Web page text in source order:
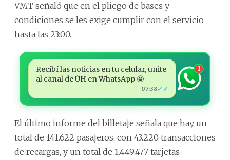
VMT señaló que en el pliego de bases y
condiciones se les exige cumplir con el servicio
hasta las 23:00.
Recibí las noticias en tu celular, unite
al canal de ÚH en WhatsApp 🤩
07:38✓✓
1
El último informe del billetaje señala que hay un
total de 141.622 pasajeros, con 43.220 transacciones
de recargas, y un total de 1.449.477 tarjetas